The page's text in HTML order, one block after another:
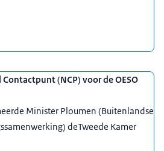
(NCP) voor de OESO
Minister Ploumen (Buitenlandse
deTweede Kamer